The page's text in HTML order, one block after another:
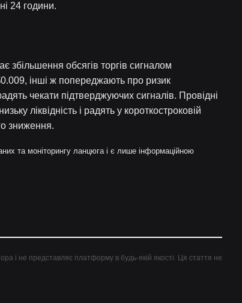
24 години.
збільшення обсягів торгів сигналом
інші ж попереджають про ризик
чекати підтверджуючих сигналів. Провідні
ліквідність і радять у короткостроковій
зниження.
та моніторингу ланцюга і є лише інформаційною
і не представляє платформу в будь-якій якості. Ця стаття не